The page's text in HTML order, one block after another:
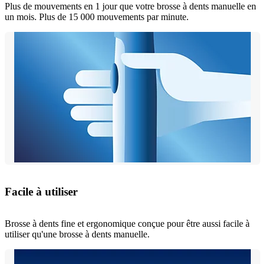
Plus de mouvements en 1 jour que votre brosse à dents manuelle en
un mois. Plus de 15 000 mouvements par minute.
Facile à utiliser
Brosse à dents fine et ergonomique conçue pour être aussi facile à
utiliser qu'une brosse à dents manuelle.